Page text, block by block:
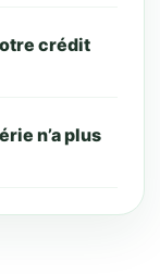
crédit
n’a plus